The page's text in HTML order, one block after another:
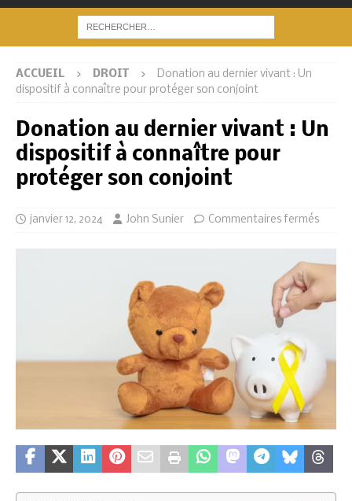
ACCUEIL DROIT
Donation au dernier vivant : Un
dispositif à connaître pour protéger son conjoint
Donation au dernier vivant : Un
dispositif à connaître pour
protéger son conjoint
janvier 12, 2024 John Sunier Commentaires fermés